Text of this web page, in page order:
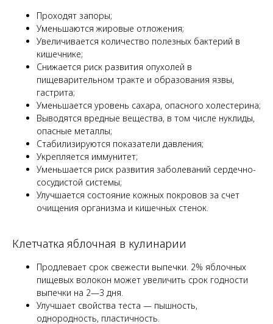
Проходят запоры;
Уменьшаются жировые отложения;
Увеличивается количество полезных бактерий в
кишечнике;
Снижается риск развития опухолей в
пищеварительном тракте и образования язвы,
гастрита;
Уменьшается уровень сахара, опасного холестерина;
Выводятся вредные вещества, в том числе нуклиды,
опасные металлы;
Стабилизируются показатели давления;
Укрепляется иммунитет;
Уменьшается риск развития заболеваний сердечно-
сосудистой системы;
Улучшается состояние кожных покровов за счет
очищения организма и кишечных стенок.
Клетчатка яблочная в кулинарии
Продлевает срок свежести выпечки. 2% яблочных
пищевых волокон может увеличить срок годности
выпечки на 2—3 дня.
Улучшает свойства теста — пышность,
однородность, пластичность.